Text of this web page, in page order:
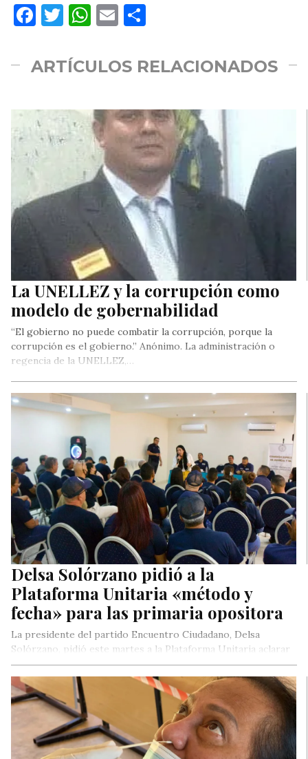
Facebook
Twitter
WhatsApp
Email
ARTÍCULOS RELACIONADOS
La UNELLEZ y la corrupción como
modelo de gobernabilidad
“El gobierno no puede combatir la corrupción, porque la
corrupción es el gobierno.” Anónimo. La administración o
regencia de la UNELLEZ,…
Delsa Solórzano pidió a la
Plataforma Unitaria «método y
fecha» para las primaria opositora
La presidente del partido Encuentro Ciudadano, Delsa
Solórzano, pidió este martes a la Plataforma Unitaria aclarar
cuál será el método…